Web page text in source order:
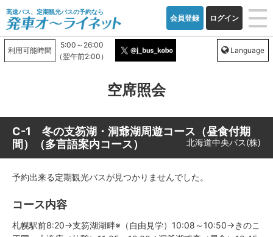
高速バス、定期観光バスの予約なら
会員登録 ログイン
利用可能時間
5:00～26:00
（翌午前2:00）
Language
空席照会
C-1 冬の支笏湖・洞爺湖周遊コース（昼食付期
間）（多言語案内コース）
北海道中央バス(株)
予約出来る定期観光バスが見つかりませんでした。
コース内容
札幌駅前8:20→支笏湖湖畔※（自由見学）10:08～10:50→きのこ